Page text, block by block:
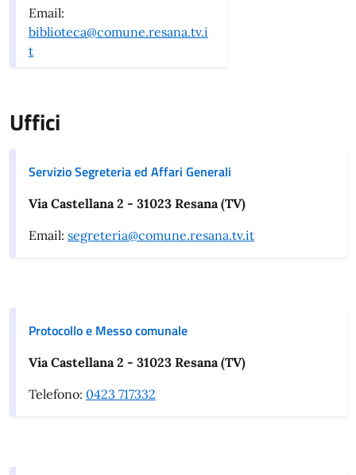
Email:
biblioteca@comune.resana.tv.i
t
Uffici
Servizio Segreteria ed Affari Generali
Via Castellana 2 - 31023 Resana (TV)
Email: segreteria@comune.resana.tv.it
Protocollo e Messo comunale
Via Castellana 2 - 31023 Resana (TV)
Telefono: 0423 717332